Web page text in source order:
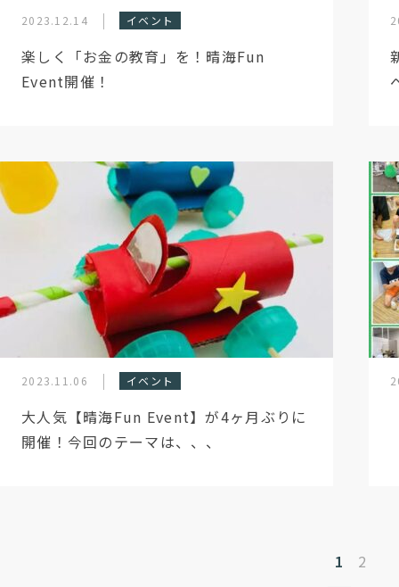
2023.12.14 イベント
楽しく「お金の教育」を！晴海Fun
Event開催！
2023.11.06 イベント
大人気【晴海Fun Event】が4ヶ月ぶりに
開催！今回のテーマは、、、
1 2